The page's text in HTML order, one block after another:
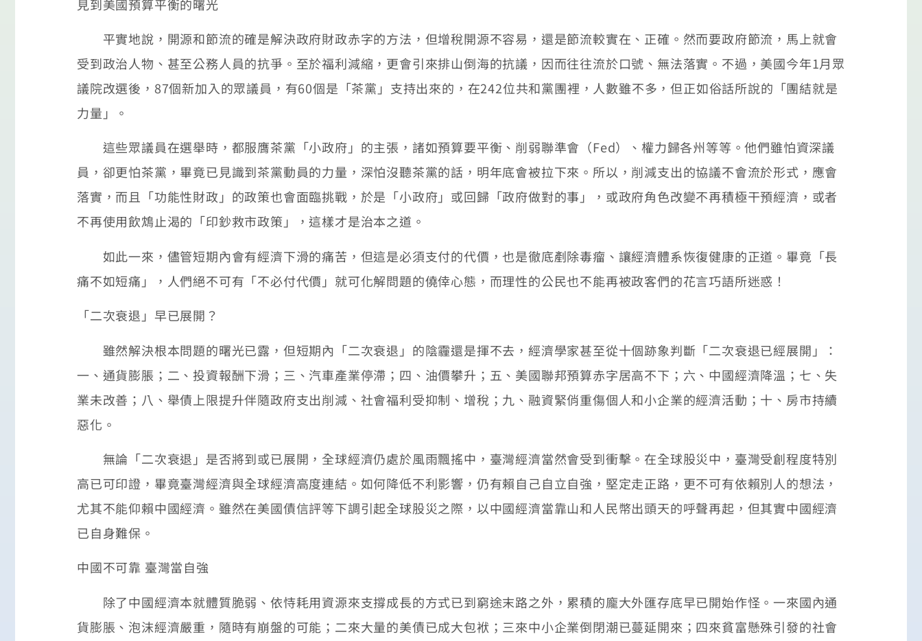
見到美國預算平衡的曙光
平實地說，開源和節流的確是解決政府財政赤字的方法，但增稅開源不容易，還是節流較實在、正確。然而要政府節流，馬上就會
受到政治人物、甚至公務人員的抗爭。至於福利減縮，更會引來排山倒海的抗議，因而往往流於口號、無法落實。不過，美國今年1月眾
議院改選後，87個新加入的眾議員，有60個是「茶黨」支持出來的，在242位共和黨團裡，人數雖不多，但正如俗話所說的「團結就是
力量」。
這些眾議員在選舉時，都服膺茶黨「小政府」的主張，諸如預算要平衡、削弱聯準會（Fed）、權力歸各州等等。他們雖怕資深議
員，卻更怕茶黨，畢竟已見識到茶黨動員的力量，深怕沒聽茶黨的話，明年底會被拉下來。所以，削減支出的協議不會流於形式，應會
落實，而且「功能性財政」的政策也會面臨挑戰，於是「小政府」或回歸「政府做對的事」，或政府角色改變不再積極干預經濟，或者
不再使用飲鴆止渴的「印鈔救市政策」，這樣才是治本之道。
如此一來，儘管短期內會有經濟下滑的痛苦，但這是必須支付的代價，也是徹底剷除毒瘤、讓經濟體系恢復健康的正道。畢竟「長
痛不如短痛」，人們絕不可有「不必付代價」就可化解問題的僥倖心態，而理性的公民也不能再被政客們的花言巧語所迷惑！
「二次衰退」早已展開？
雖然解決根本問題的曙光已露，但短期內「二次衰退」的陰霾還是揮不去，經濟學家甚至從十個跡象判斷「二次衰退已經展開」：
一、通貨膨脹；二、投資報酬下滑；三、汽車產業停滯；四、油價攀升；五、美國聯邦預算赤字居高不下；六、中國經濟降溫；七、失
業未改善；八、舉債上限提升伴隨政府支出削減、社會福利受抑制、增稅；九、融資緊俏重傷個人和小企業的經濟活動；十、房市持續
惡化。
無論「二次衰退」是否將到或已展開，全球經濟仍處於風雨飄搖中，臺灣經濟當然會受到衝擊。在全球股災中，臺灣受創程度特別
高已可印證，畢竟臺灣經濟與全球經濟高度連結。如何降低不利影響，仍有賴自己自立自強，堅定走正路，更不可有依賴別人的想法，
尤其不能仰賴中國經濟。雖然在美國債信評等下調引起全球股災之際，以中國經濟當靠山和人民幣出頭天的呼聲再起，但其實中國經濟
已自身難保。
中國不可靠 臺灣當自強
除了中國經濟本就體質脆弱、依恃耗用資源來支撐成長的方式已到窮途末路之外，累積的龐大外匯存底早已開始作怪。一來國內通
貨膨脹、泡沫經濟嚴重，隨時有崩盤的可能；二來大量的美債已成大包袱；三來中小企業倒閉潮已蔓延開來；四來貧富懸殊引發的社會